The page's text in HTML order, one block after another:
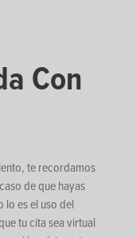
Con
te recordamos
de que hayas
lo es el uso del
tu cita sea virtual